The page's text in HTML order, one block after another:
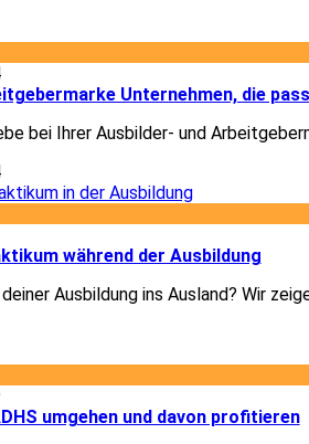
Unternehmen, die
bei Ihrer Ausbilder- und
während der Ausbildung
Ausbildung ins Ausland? Wir
umgehen und davon profitieren